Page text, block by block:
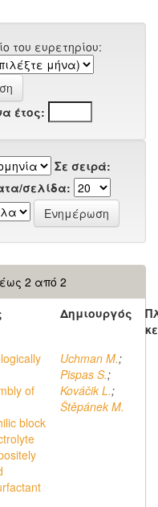
του ευρετηρίου:
έτος:
Σε σειρά:
σελίδα:
2 από 2
Δημιουργός
of
block
Uchman M.;
Pispas S.;
Kováčik L.;
Štěpánek M.